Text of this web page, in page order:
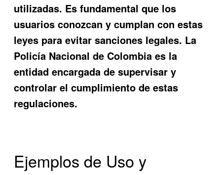
utilizadas. Es fundamental que los
usuarios conozcan y cumplan con estas
leyes para evitar sanciones legales. La
Policía Nacional de Colombia es la
entidad encargada de supervisar y
controlar el cumplimiento de estas
regulaciones.
Ejemplos de Uso y